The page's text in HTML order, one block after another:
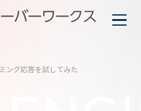
ング応答を試してみた